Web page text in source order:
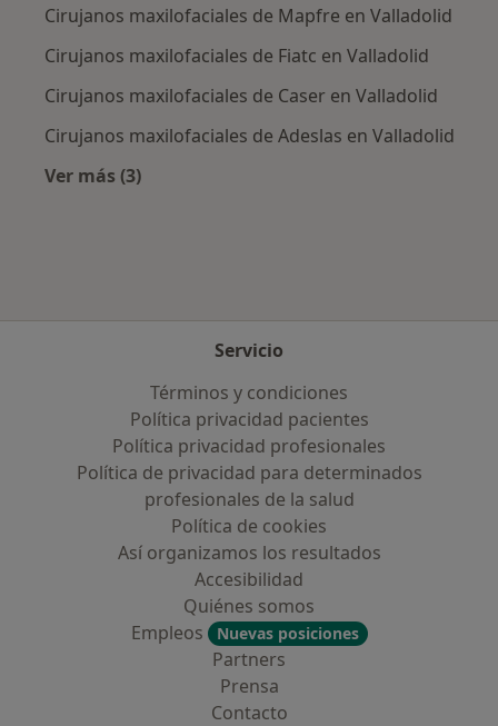
Cirujanos maxilofaciales de Mapfre en Valladolid
Cirujanos maxilofaciales de Fiatc en Valladolid
Cirujanos maxilofaciales de Caser en Valladolid
Cirujanos maxilofaciales de Adeslas en Valladolid
Ver más (3)
Servicio
Términos y condiciones
Política privacidad pacientes
Política privacidad profesionales
Política de privacidad para determinados
profesionales de la salud
Política de cookies
Así organizamos los resultados
Accesibilidad
Quiénes somos
Empleos
Nuevas posiciones
Partners
Prensa
Contacto